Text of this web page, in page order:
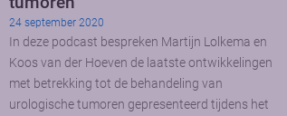
24 september 2020
In deze podcast bespreken Martijn Lolkema en
Koos van der Hoeven de laatste ontwikkelingen
met betrekking tot de behandeling van
urologische tumoren gepresenteerd tijdens het